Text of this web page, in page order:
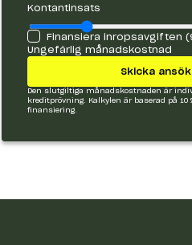
Kontantinsats
Finansiera inropsavgiften (
Ungefärlig månadskostnad
Skicka
Den slutgiltiga månadskostnaden är
kreditprövning. Kalkylen är baserad på 10
finansiering.